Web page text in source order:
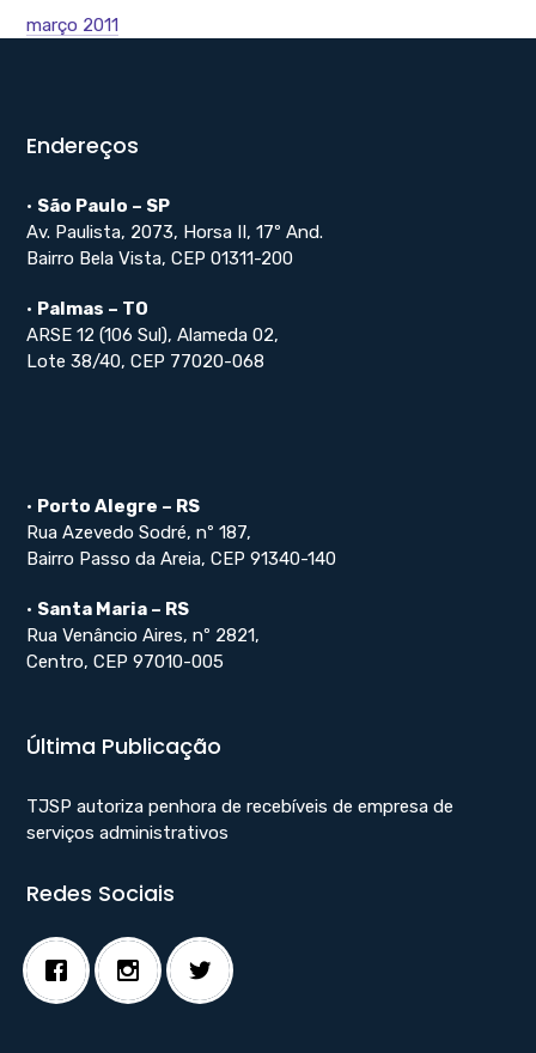
março 2011
Endereços
• São Paulo – SP
Av. Paulista, 2073, Horsa II, 17º And.
Bairro Bela Vista, CEP 01311-200
• Palmas – TO
ARSE 12 (106 Sul), Alameda 02,
Lote 38/40, CEP 77020-068
• Porto Alegre – RS
Rua Azevedo Sodré, nº 187,
Bairro Passo da Areia, CEP 91340-140
• Santa Maria – RS
Rua Venâncio Aires, nº 2821,
Centro, CEP 97010-005
Última Publicação
TJSP autoriza penhora de recebíveis de empresa de
serviços administrativos
Redes Sociais